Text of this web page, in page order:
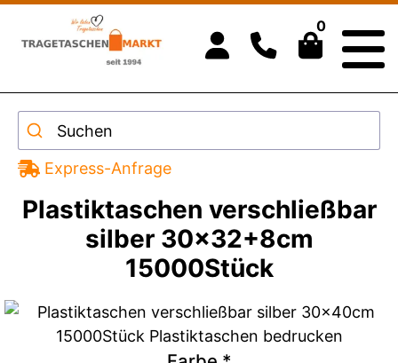
0
Suchen
Express-Anfrage
Plastiktaschen verschließbar
silber 30x32+8cm
15000Stück